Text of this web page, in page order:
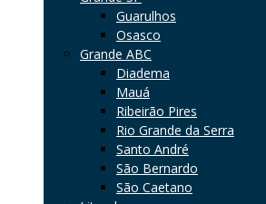
Guarulhos
Osasco
Grande ABC
Diadema
Mauá
Ribeirão Pires
Rio Grande da Serra
Santo André
São Bernardo
São Caetano